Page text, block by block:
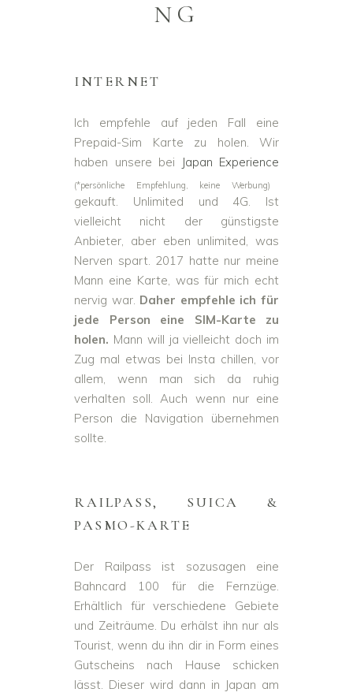
NG
INTERNET
Ich empfehle auf jeden Fall eine
Prepaid-Sim Karte zu holen. Wir
haben unsere bei
Japan Experience
(*persönliche Empfehlung, keine Werbung)
gekauft. Unlimited und 4G. Ist
vielleicht nicht der günstigste
Anbieter, aber eben unlimited, was
Nerven spart. 2017 hatte nur meine
Mann eine Karte, was für mich echt
nervig war. Daher empfehle ich für
jede Person eine SIM-Karte zu
holen. Mann will ja vielleicht doch im
Zug mal etwas bei Insta chillen, vor
allem, wenn man sich da ruhig
verhalten soll. Auch wenn nur eine
Person die Navigation übernehmen
sollte.
RAILPASS, SUICA &
PASMO-KARTE
Der Railpass ist sozusagen eine
Bahncard 100 für die Fernzüge.
Erhältlich für verschiedene Gebiete
und Zeiträume. Du erhälst ihn nur als
Tourist, wenn du ihn dir in Form eines
Gutscheins nach Hause schicken
lässt. Dieser wird dann in Japan am